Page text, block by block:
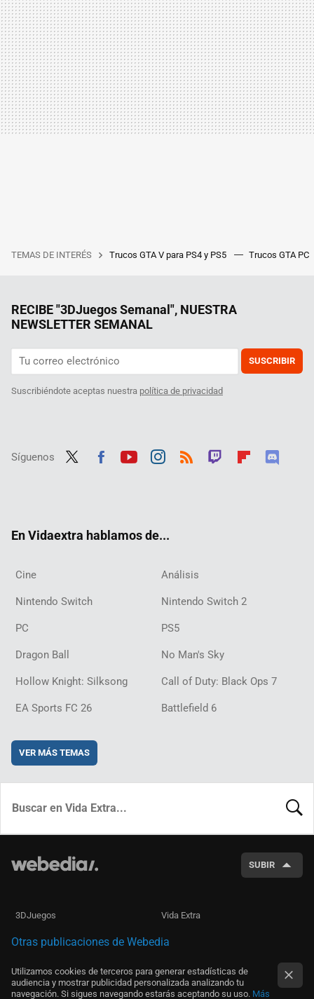
TEMAS DE INTERÉS Trucos GTA V para PS4 y PS5 Trucos GTA PC
RECIBE "3DJuegos Semanal", NUESTRA
NEWSLETTER SEMANAL
SUSCRIBIR
Suscribiéndote aceptas nuestra política de privacidad
Síguenos
En Vidaextra hablamos de...
Cine Análisis
Nintendo Switch Nintendo Switch 2
PC PS5
Dragon Ball No Man's Sky
Hollow Knight: Silksong Call of Duty: Black Ops 7
EA Sports FC 26 Battlefield 6
VER MÁS TEMAS
SUBIR
3DJuegos Vida Extra
Otras publicaciones de Webedia
Utilizamos cookies de terceros para generar estadísticas de
audiencia y mostrar publicidad personalizada analizando tu
navegación. Si sigues navegando estarás aceptando su uso. Más